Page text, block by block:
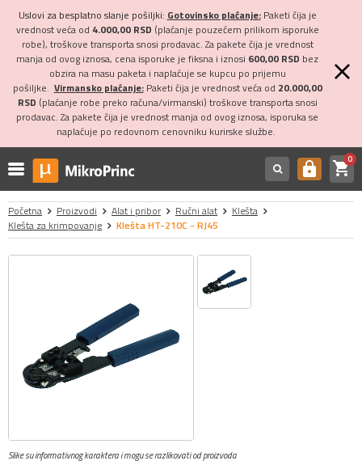
Uslovi za besplatno slanje pošiljki: Gotovinsko plaćanje:Paketi čija je
vrednost veća od 4.000,00 RSD (plaćanje pouzećem prilikom isporuke
robe), troškove transporta snosi prodavac. Za pakete čija je vrednost
manja od ovog iznosa, cena isporuke je fiksna i iznosi 600,00 RSD bez
obzira na masu paketa i naplaćuje se kupcu po prijemu
pošiljke. Virmansko plaćanje:Paketi čija je vrednost veća od 20.000,00
RSD (plaćanje robe preko računa/virmanski) troškove transporta snosi
prodavac. Za pakete čija je vrednost manja od ovog iznosa, isporuka se
naplaćuje po redovnom cenovniku kurirske službe.
https shopping_cart0
Početna Proizvodi Alat i pribor Ručni alat
Klešta
Klešta za krimpovanje
Klešta HT-210C - RJ45
Slike su informativnog karaktera i mogu se razlikovati od proizvoda